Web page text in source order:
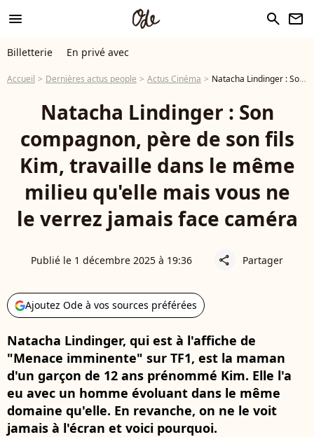
menu search newsletter
Billetterie En privé avec
Accueil Dernières actus people Actus Cinéma Natacha Lindinger : Son compagnon, père de son fils Kim, travaille dans le même milieu qu'elle mais vous ne le verrez jamais face caméra
Natacha Lindinger : Son
compagnon, père de son fils
Kim, travaille dans le même
milieu qu'elle mais vous ne
le verrez jamais face caméra
Publié le 1 décembre 2025 à 19:36 share Partager
Ajoutez Ode à vos sources préférées
Natacha Lindinger, qui est à l'affiche de
"Menace imminente" sur TF1, est la maman
d'un garçon de 12 ans prénommé Kim. Elle l'a
eu avec un homme évoluant dans le même
domaine qu'elle. En revanche, on ne le voit
jamais à l'écran et voici pourquoi.